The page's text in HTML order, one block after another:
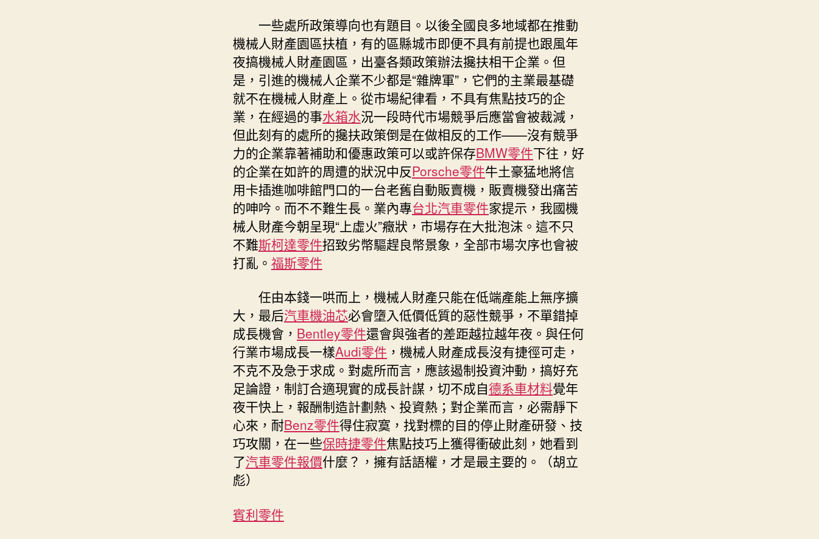
一些處所政策導向也有題目。以後全國良多地域都在推動
機械人財產園區扶植，有的區縣城市即便不具有前提也跟風年
夜搞機械人財產園區，出臺各類政策辦法攙扶相干企業。但
是，引進的機械人企業不少都是“雜牌軍”，它們的主業最基礎
就不在機械人財產上。從市場紀律看，不具有焦點技巧的企
業，在經過的事水箱水況一段時代市場競爭后應當會被裁減，
但此刻有的處所的攙扶政策倒是在做相反的工作——沒有競爭
力的企業靠著補助和優惠政策可以或許保存BMW零件下往，好
的企業在如許的周遭的狀況中反Porsche零件牛土豪猛地將信
用卡插進咖啡館門口的一台老舊自動販賣機，販賣機發出痛苦
的呻吟。而不不難生長。業內專台北汽車零件家提示，我國機
械人財產今朝呈現“上虛火”癥狀，市場存在大批泡沫。這不只
不難斯柯達零件招致劣幣驅趕良幣景象，全部市場次序也會被
打亂。 福斯零件
任由本錢一哄而上，機械人財產只能在低端產能上無序擴
大，最后汽車機油芯必會墮入低價低質的惡性競爭，不單錯掉
成長機會， Bentley零件還會與強者的差距越拉越年夜。與任何
行業市場成長一樣Audi零件 ，機械人財產成長沒有捷徑可走，
不克不及急于求成。對處所而言，應該遏制投資沖動，搞好充
足論證，制訂合適現實的成長計謀，切不成自德系車材料覺年
夜干快上，報酬制造計劃熱、投資熱；對企業而言，必需靜下
心來，耐Benz零件得住寂寞，找對標的目的停止財產研發、技
巧攻關，在一些保時捷零件焦點技巧上獲得衝破此刻，她看到
了汽車零件報價什麼？，擁有話語權，才是最主要的。（胡立
彪）
賓利零件